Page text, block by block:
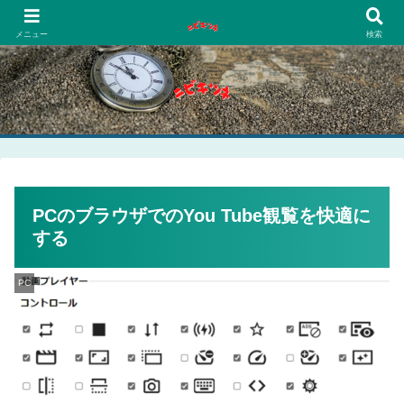
PCのブラウザでのYou Tube観覧を快適に
する
PC
メニュー 検索